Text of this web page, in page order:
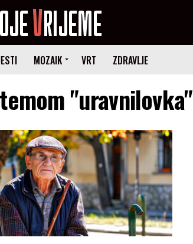
MOZAIK VRT ZDRAVLJE
"uravnilovka"